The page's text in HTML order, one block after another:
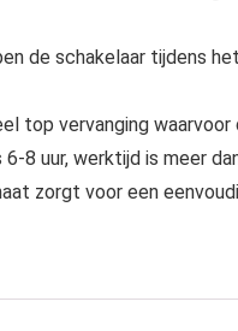
de schakelaar tijdens
top vervanging
8 uur, werktijd is meer
zorgt voor een